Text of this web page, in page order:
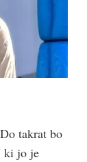
takrat bo
ki jo je